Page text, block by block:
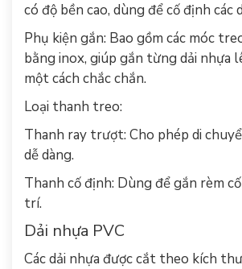
có độ bền cao, dùng để cố định các
Phụ kiện gắn: Bao gồm các móc
bằng inox, giúp gắn từng dải nhựa
một cách chắc chắn.
Loại thanh treo:
Thanh ray trượt: Cho phép di
dễ dàng.
Thanh cố định: Dùng để gắn rèm
trí.
Dải nhựa PVC
Các dải nhựa được cắt theo kích